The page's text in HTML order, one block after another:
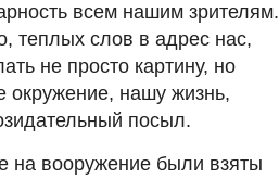
всем нашим зрителям.
теплых слов в адрес нас,
не просто картину, но
нашу жизнь,
посыл.
на вооружение были взяты